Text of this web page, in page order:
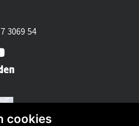
3069 54
op Facebook
ons op Instagram
Volg ons op YouTube
cookies